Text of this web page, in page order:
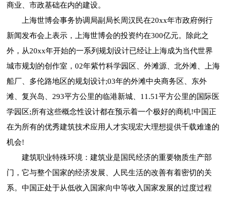
商业、市政基础在内的建设。
上海世博会事务协调局副局长周汉民在20xx年市政府例行
新闻发布会上表示，上海世博会的投资约在300亿元。除此之
外，从20xx年开始的一系列规划设计已经让上海成为当代世界
城市规划的创作室，02年紫竹科学园区、外滩源、北外滩、上海
船厂、多伦路地区的规划设计;03年的外滩中央商务区、东外
滩、复兴岛、293平方公里的临港新城、11.51平方公里的国际医
学园区;所有这些概念性设计都在预示着一个极好的商机!中国正
在为所有的优秀建筑技术应用人才实现宏大理想提供千载难逢的
机会!
建筑职业特殊环境：建筑业是国民经济的重要物质生产部
门，它与整个国家的经济发展、人民生活的改善有着密切的关
系。中国正处于从低收入国家向中等收入国家发展的过度过程